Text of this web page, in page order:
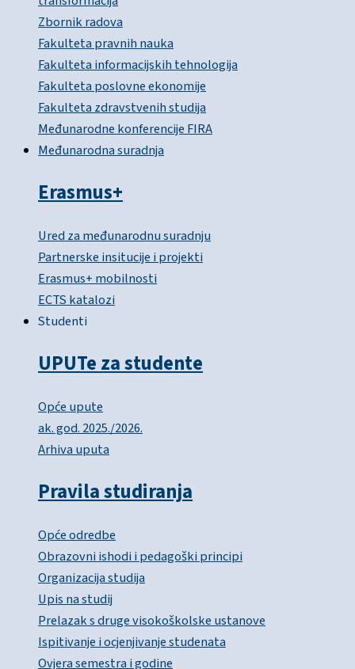
Zbornik radova
Fakulteta pravnih nauka
Fakulteta informacijskih tehnologija
Fakulteta poslovne ekonomije
Fakulteta zdravstvenih studija
Međunarodne konferencije FIRA
Međunarodna suradnja
Erasmus+
Ured za međunarodnu suradnju
Partnerske insitucije i projekti
Erasmus+ mobilnosti
ECTS katalozi
Studenti
UPUTe za studente
Opće upute
ak. god. 2025./2026.
Arhiva uputa
Pravila studiranja
Opće odredbe
Obrazovni ishodi i pedagoški principi
Organizacija studija
Upis na studij
Prelazak s druge visokoškolske ustanove
Ispitivanje i ocjenjivanje studenata
Ovjera semestra i godine